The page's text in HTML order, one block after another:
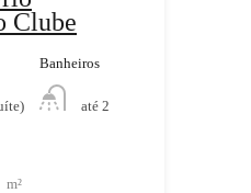
Clube
Banheiros
até 2
m²